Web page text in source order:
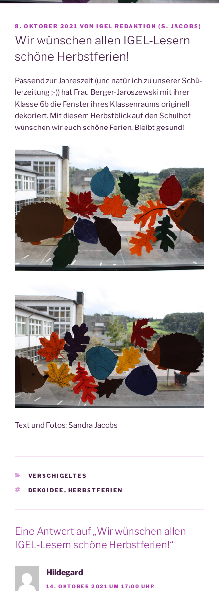
VERÖFFENTLICHT
AM
8. OKTOBER 2021 VON IGEL REDAKTION (S. JACOBS)
Wir wünschen allen IGEL-Lesern
schöne Herbstferien!
Pas­send zur Jah­res­zeit (und natür­lich zu unse­rer Schü­
ler­zei­tung ;-)) hat Frau Ber­ger-Jaro­szew­ski mit ihrer
Klas­se 6b die Fens­ter ihres Klas­sen­raums ori­gi­nell
deko­riert. Mit die­sem Herbst­blick auf den Schul­hof
wün­schen wir euch schö­ne Feri­en. Bleibt gesund!
Text und Fotos: San­dra Jacobs
KATEGORIEN
VERSCHIGELTES
SCHLAGWÖRTER
DEKOIDEE , HERBSTFERIEN
Eine Antwort auf „Wir wünschen allen
IGEL-Lesern schöne Herbstferien!“
Hildegard
14. OKTOBER 2021 UM 17:00 UHR